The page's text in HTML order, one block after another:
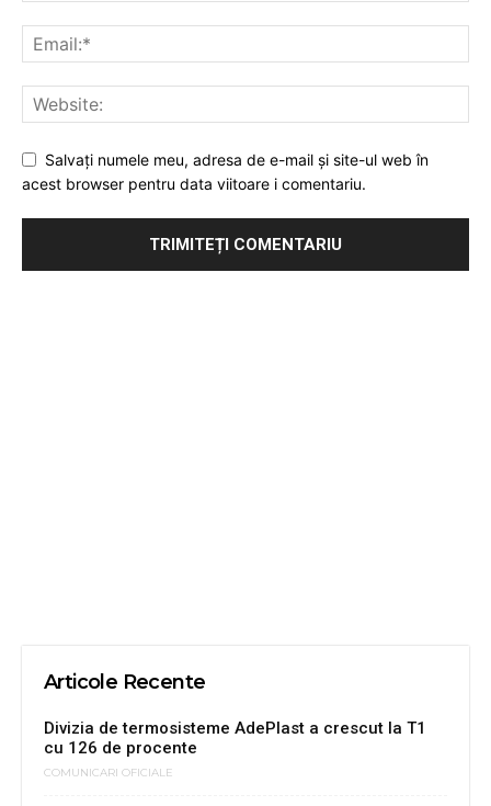
Salvați numele meu, adresa de e-mail și site-ul web în
acest browser pentru data viitoare i comentariu.
Articole Recente
Divizia de termosisteme AdePlast a crescut la T1
cu 126 de procente
COMUNICARI OFICIALE